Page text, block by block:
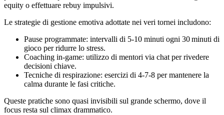
equity o effettuare rebuy impulsivi.
Le strategie di gestione emotiva adottate nei veri tornei includono:
Pause programmate: intervalli di 5‑10 minuti ogni 30 minuti di
gioco per ridurre lo stress.
Coaching in‑game: utilizzo di mentori via chat per rivedere
decisioni chiave.
Tecniche di respirazione: esercizi di 4‑7‑8 per mantenere la
calma durante le fasi critiche.
Queste pratiche sono quasi invisibili sul grande schermo, dove il
focus resta sul climax drammatico.